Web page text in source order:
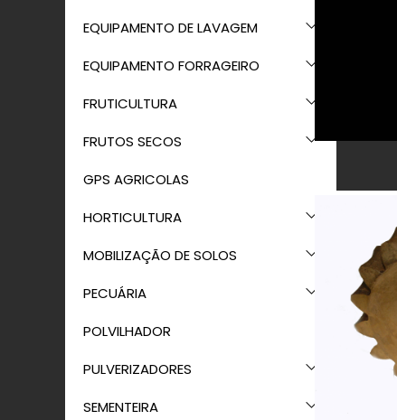
EQUIPAMENTO DE LAVAGEM
EQUIPAMENTO FORRAGEIRO
FRUTICULTURA
FRUTOS SECOS
GPS AGRICOLAS
HORTICULTURA
MOBILIZAÇÃO DE SOLOS
PECUÁRIA
POLVILHADOR
PULVERIZADORES
SEMENTEIRA